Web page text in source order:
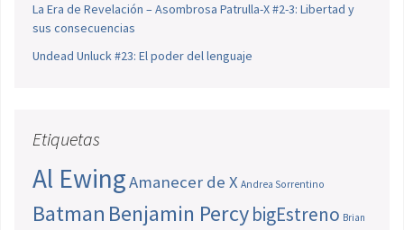
La Era de Revelación – Asombrosa Patrulla-X #2-3: Libertad y
sus consecuencias
Undead Unluck #23: El poder del lenguaje
Etiquetas
Al EwingAmanecer de X Andrea Sorrentino
Batman Benjamin PercybigEstreno Brian